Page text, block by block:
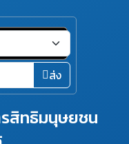
สิทธิมนุษยชน
ส่ง